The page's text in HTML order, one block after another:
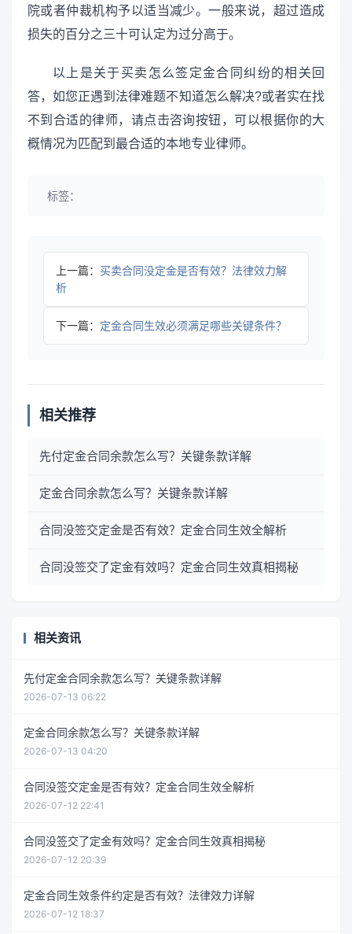
院或者仲裁机构予以适当减少。一般来说，超过造成
损失的百分之三十可认定为过分高于。
以上是关于买卖怎么签定金合同纠纷的相关回
答，如您正遇到法律难题不知道怎么解决?或者实在找
不到合适的律师，请点击咨询按钮，可以根据你的大
概情况为匹配到最合适的本地专业律师。
标签：
上一篇： 买卖合同没定金是否有效？法律效力解
析
下一篇： 定金合同生效必须满足哪些关键条件？
相关推荐
先付定金合同余款怎么写？关键条款详解
定金合同余款怎么写？关键条款详解
合同没签交定金是否有效？定金合同生效全解析
合同没签交了定金有效吗？定金合同生效真相揭秘
相关资讯
先付定金合同余款怎么写？关键条款详解
2026-07-13 06:22
定金合同余款怎么写？关键条款详解
2026-07-13 04:20
合同没签交定金是否有效？定金合同生效全解析
2026-07-12 22:41
合同没签交了定金有效吗？定金合同生效真相揭秘
2026-07-12 20:39
定金合同生效条件约定是否有效？法律效力详解
2026-07-12 18:37